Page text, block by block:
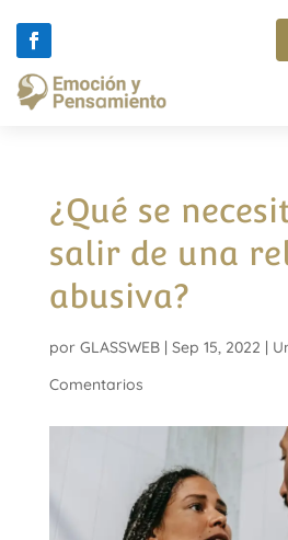
¿Qué se
salir de una
abusiva?
por GLASSWEB| Sep 15, 2022 |
Comentarios